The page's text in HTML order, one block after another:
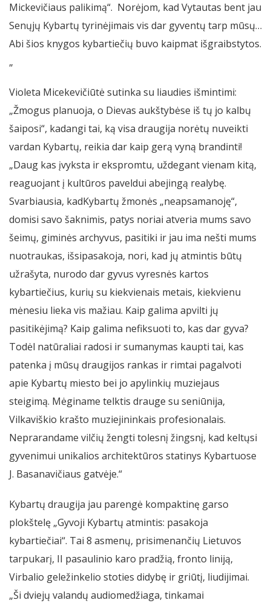
Mickevičiaus palikimą“. Norėjom, kad Vytautas bent jau
Senųjų Kybartų tyrinėjimais vis dar gyventų tarp mūsų…
Abi šios knygos kybartiečių buvo kaipmat išgraibstytos.
„
Violeta Micekevičiūtė sutinka su liaudies išmintimi:
„Žmogus planuoja, o Dievas aukštybėse iš tų jo kalbų
šaiposi“, kadangi tai, ką visa draugija norėtų nuveikti
vardan Kybartų, reikia dar kaip gerą vyną brandinti!
„Daug kas įvyksta ir ekspromtu, uždegant vienam kitą,
reaguojant į kultūros paveldui abejingą realybę.
Svarbiausia, kadKybartų žmonės „neapsamanoję“,
domisi savo šaknimis, patys noriai atveria mums savo
šeimų, giminės archyvus, pasitiki ir jau ima nešti mums
nuotraukas, išsipasakoja, nori, kad jų atmintis būtų
užrašyta, nurodo dar gyvus vyresnės kartos
kybartiečius, kurių su kiekvienais metais, kiekvienu
mėnesiu lieka vis mažiau. Kaip galima apvilti jų
pasitikėjimą? Kaip galima nefiksuoti to, kas dar gyva?
Todėl natūraliai radosi ir sumanymas kaupti tai, kas
patenka į mūsų draugijos rankas ir rimtai pagalvoti
apie Kybartų miesto bei jo apylinkių muziejaus
steigimą. Mėginame telktis drauge su seniūnija,
Vilkaviškio krašto muziejininkais profesionalais.
Neprarandame vilčių žengti tolesnį žingsnį, kad keltųsi
gyvenimui unikalios architektūros statinys Kybartuose
J. Basanavičiaus gatvėje.“
Kybartų draugija jau parengė kompaktinę garso
plokštelę „Gyvoji Kybartų atmintis: pasakoja
kybartiečiai“. Tai 8 asmenų, prisimenančių Lietuvos
tarpukarį, II pasaulinio karo pradžią, fronto liniją,
Virbalio geležinkelio stoties didybę ir griūtį, liudijimai.
„Ši dviejų valandų audiomedžiaga, tinkamai